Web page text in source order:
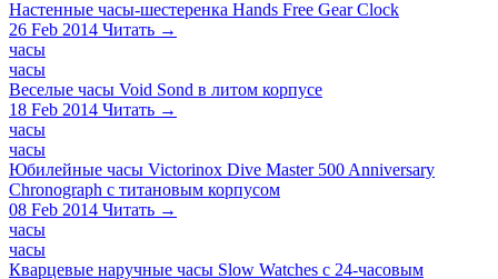
Настенные часы-шестеренка Hands Free Gear Clock
26 Feb 2014 Читать →
часы
часы
Веселые часы Void Sond в литом корпусе
18 Feb 2014 Читать →
часы
часы
Юбилейные часы Victorinox Dive Master 500 Anniversary
Chronograph с титановым корпусом
08 Feb 2014 Читать →
часы
часы
Кварцевые наручные часы Slow Watches с 24-часовым